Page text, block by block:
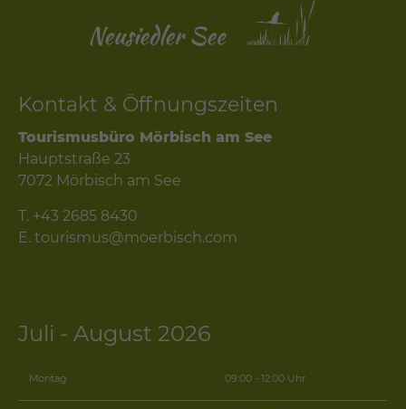
Kontakt & Öffnungszeiten
Tourismusbüro Mörbisch am See
Hauptstraße 23
7072 Mörbisch am See
T. +43 2685 8430
E. tourismus@moerbisch.com
Juli - August 2026
Montag 09:00 - 12:00 Uhr